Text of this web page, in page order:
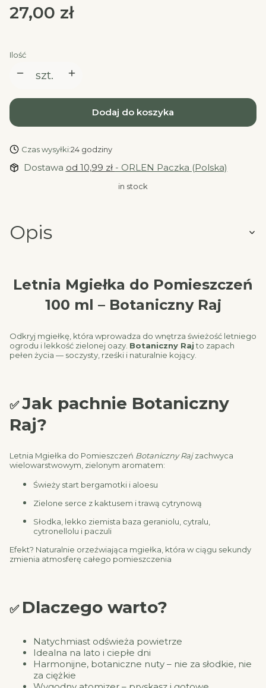
Cena
27,00 zł
Ilość
szt.
Dodaj do koszyka
Czas wysyłki:24 godziny
Dostawa od 10,99 zł - ORLEN Paczka (Polska)
in stock
Opis
Letnia Mgiełka do Pomieszczeń
100 ml – Botaniczny Raj
Odkryj mgiełkę, która wprowadza do wnętrza świeżość letniego
ogrodu i lekkość zielonej oazy. Botaniczny Rajto zapach
pełen życia — soczysty, rześki i naturalnie kojący.
✅Jak pachnie Botaniczny
Raj?
Letnia Mgiełka do Pomieszczeń Botaniczny Rajzachwyca
wielowarstwowym, zielonym aromatem:
Świeży start bergamotki i aloesu
Zielone serce z kaktusem i trawą cytrynową
Słodka, lekko ziemista baza geraniolu, cytralu,
cytronellolu i paczuli
Efekt? Naturalnie orzeźwiająca mgiełka, która w ciągu sekundy
zmienia atmosferę całego pomieszczenia
✅ Dlaczego warto?
Natychmiast odświeża powietrze
Idealna na lato i ciepłe dni
Harmonijne, botaniczne nuty – nie za słodkie, nie
za ciężkie